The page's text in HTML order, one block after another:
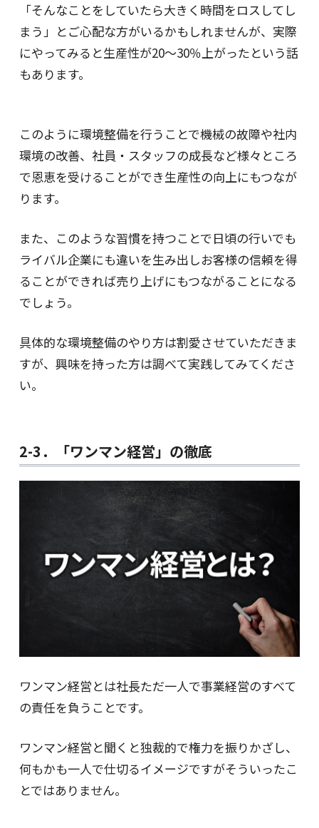
「そんなことをしていたら大きく時間をロスしてし
まう」とご心配な方がいるかもしれませんが、実際
にやってみると生産性が20〜30％上がったという話
もあります。
このように環境整備を行うことで機械の故障や社内
環境の改善、社員・スタッフの成長など様々ところ
で恩恵を受けることができ生産性の向上にもつなが
ります。
また、このような習慣を持つことで日頃の行いでも
ライバル企業にも違いを生み出しお客様の信頼を得
ることができれば売り上げにもつながることになる
でしょう。
具体的な環境整備のやり方は割愛させていただきま
すが、興味を持った方は調べて実践してみてくださ
い。
2-3．「ワンマン経営」の徹底
ワンマン経営とは社長ただ一人で事業経営のすべて
の責任を負うことです。
ワンマン経営と聞くと独裁的で権力を振りかざし、
何もかも一人で仕切るイメージですがそういったこ
とではありません。